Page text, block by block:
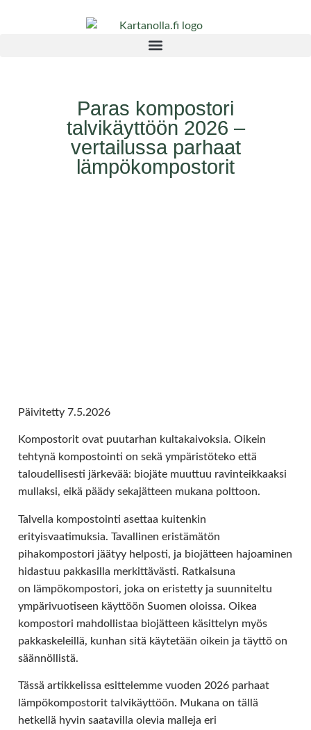
Paras kompostori
talvikäyttöön 2026 –
vertailussa parhaat
lämpökompostorit
Päivitetty 7.5.2026
Kompostorit ovat puutarhan kultakaivoksia. Oikein
tehtynä kompostointi on sekä ympäristöteko että
taloudellisesti järkevää: biojäte muuttuu ravinteikkaaksi
mullaksi, eikä päädy sekajätteen mukana polttoon.
Talvella kompostointi asettaa kuitenkin
erityisvaatimuksia. Tavallinen eristämätön
pihakompostori jäätyy helposti, ja biojätteen hajoaminen
hidastuu pakkasilla merkittävästi. Ratkaisuna
on lämpökompostori, joka on eristetty ja suunniteltu
ympärivuotiseen käyttöön Suomen oloissa. Oikea
kompostori mahdollistaa biojätteen käsittelyn myös
pakkaskeleillä, kunhan sitä käytetään oikein ja täyttö on
säännöllistä.
Tässä artikkelissa esittelemme vuoden 2026 parhaat
lämpökompostorit talvikäyttöön. Mukana on tällä
hetkellä hyvin saatavilla olevia malleja eri